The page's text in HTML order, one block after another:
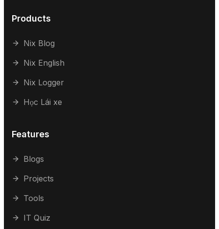
Products
Nix Blog
Nix English
Nix Logger
Học Lái xe
Features
Blogs
Projects
Tools
IT Quiz